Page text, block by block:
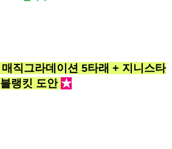
매직그라데이션 5타래 + 지니스타
블랭킷 도안 ★